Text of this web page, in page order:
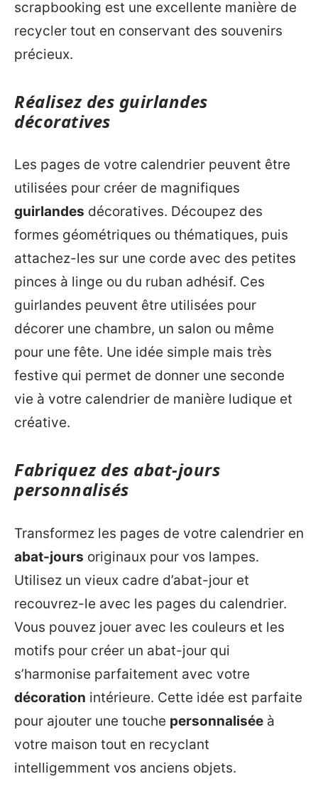
scrapbooking est une excellente manière de
recycler tout en conservant des souvenirs
précieux.
Réalisez des guirlandes
décoratives
Les pages de votre calendrier peuvent être
utilisées pour créer de magnifiques
guirlandes décoratives. Découpez des
formes géométriques ou thématiques, puis
attachez-les sur une corde avec des petites
pinces à linge ou du ruban adhésif. Ces
guirlandes peuvent être utilisées pour
décorer une chambre, un salon ou même
pour une fête. Une idée simple mais très
festive qui permet de donner une seconde
vie à votre calendrier de manière ludique et
créative.
Fabriquez des abat-jours
personnalisés
Transformez les pages de votre calendrier en
abat-jours originaux pour vos lampes.
Utilisez un vieux cadre d’abat-jour et
recouvrez-le avec les pages du calendrier.
Vous pouvez jouer avec les couleurs et les
motifs pour créer un abat-jour qui
s’harmonise parfaitement avec votre
décoration intérieure. Cette idée est parfaite
pour ajouter une touche personnalisée à
votre maison tout en recyclant
intelligemment vos anciens objets.